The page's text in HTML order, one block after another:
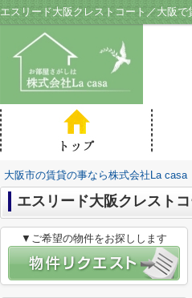
エスリード大阪クレストコート／大阪で
大阪市の賃貸の事なら株式会社La casa
エスリード大阪クレストコ
▼ご希望の物件をお探しします